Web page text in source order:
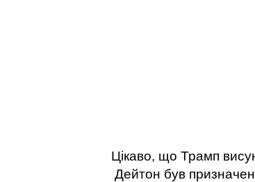
Цікаво, що Трамп
Дейтон був